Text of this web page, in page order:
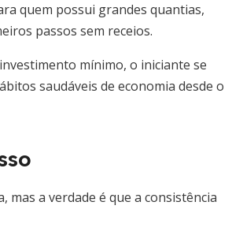
quem possui grandes quantias,
passos sem receios.
mínimo, o iniciante se
saudáveis de economia desde o
a verdade é que a consistência